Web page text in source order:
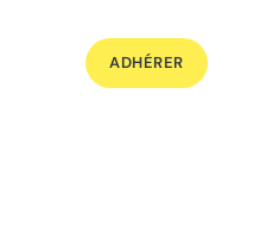
ADHÉRER